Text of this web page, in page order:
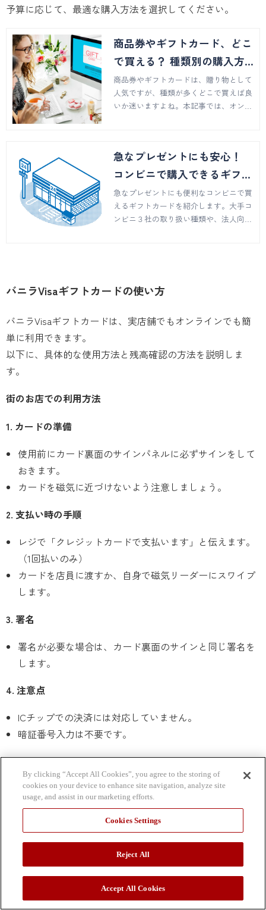
予算に応じて、最適な購入方法を選択してください。
商品券やギフトカード、どこ
で買える？ 種類別の購入方
法と注意点を徹底解説
商品券やギフトカードは、贈り物として
人気ですが、種類が多くどこで買えば良
いか迷いますよね。本記事では、オンラ
い。
急なプレゼントにも安心！
コンビニで購入できるギフト
カード
急なプレゼントにも便利なコンビニで買
えるギフトカードを紹介します。大手コ
ンビニ３社の取り扱い種類や、法人向け
バニラVisaギフトカードの使い方
バニラVisaギフトカードは、実店舗でもオンラインでも簡
単に利用できます。
以下に、具体的な使用方法と残高確認の方法を説明しま
す。
街のお店での利用方法
1. カードの準備
使用前にカード裏面のサインパネルに必ずサインをして
おきます。
カードを磁気に近づけないよう注意しましょう。
2. 支払い時の手順
レジで「クレジットカードで支払います」と伝えます。
（1回払いのみ）
カードを店員に渡すか、自身で磁気リーダーにスワイプ
します。
3. 署名
署名が必要な場合は、カード裏面のサインと同じ署名を
します。
4. 注意点
ICチップでの決済には対応していません。
暗証番号入力は不要です。
オンラインショッピングでの利用方法
カード番号（16桁）
セキュリティコード（カード裏面の3桁の数字）
2. 支払い手続き
By clicking “Accept All Cookies”, you agree to the storing of
cookies on your device to enhance site navigation, analyze site
usage, and assist in our marketing efforts.
Cookies Settings
Reject All
Accept All Cookies